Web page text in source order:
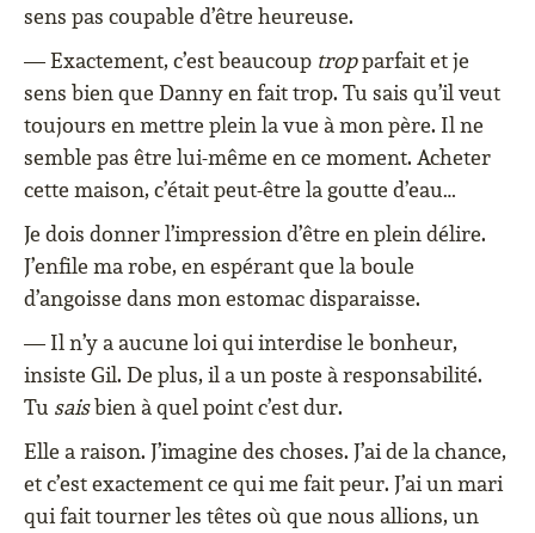
sens pas coupable d’être heureuse.
— Exactement, c’est beaucoup tropparfait et je
sens bien que Danny en fait trop. Tu sais qu’il veut
toujours en mettre plein la vue à mon père. Il ne
semble pas être lui-même en ce moment. Acheter
cette maison, c’était peut-être la goutte d’eau…
Je dois donner l’impression d’être en plein délire.
J’enfile ma robe, en espérant que la boule
d’angoisse dans mon estomac disparaisse.
— Il n’y a aucune loi qui interdise le bonheur,
insiste Gil. De plus, il a un poste à responsabilité.
Tu saisbien à quel point c’est dur.
Elle a raison. J’imagine des choses. J’ai de la chance,
et c’est exactement ce qui me fait peur. J’ai un mari
qui fait tourner les têtes où que nous allions, un